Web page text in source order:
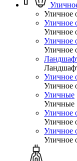
Уличное
Уличное
Уличное
Уличное
Уличное
Уличное
Уличное
Уличные
Уличные
Уличное
Уличное
Уличное
Уличное